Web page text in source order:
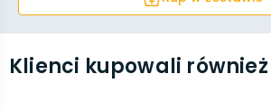
Klienci kupowali również